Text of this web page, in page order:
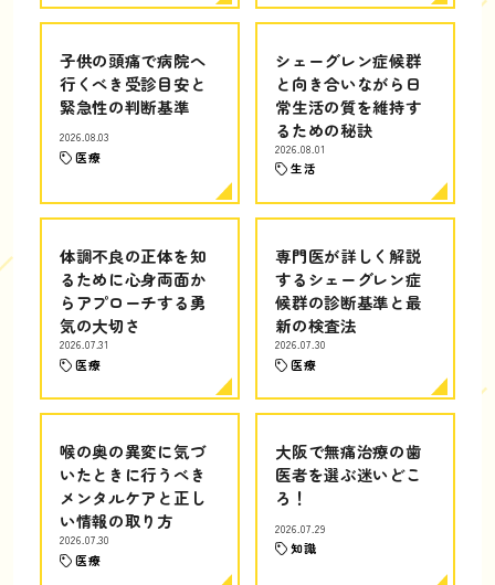
子供の頭痛で病院へ
行くべき受診目安と
緊急性の判断基準
2026.08.03
医療
シェーグレン症候群
と向き合いながら日
常生活の質を維持す
るための秘訣
2026.08.01
生活
体調不良の正体を知
るために心身両面か
らアプローチする勇
気の大切さ
2026.07.31
医療
専門医が詳しく解説
するシェーグレン症
候群の診断基準と最
新の検査法
2026.07.30
医療
喉の奥の異変に気づ
いたときに行うべき
メンタルケアと正し
い情報の取り方
2026.07.30
医療
大阪で無痛治療の歯
医者を選ぶ迷いどこ
ろ！
2026.07.29
知識